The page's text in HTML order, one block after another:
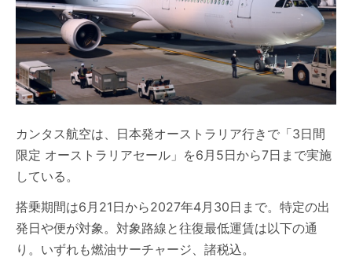
カンタス航空は、日本発オーストラリア行きで「3日間
限定 オーストラリアセール」を6月5日から7日まで実施
している。
搭乗期間は6月21日から2027年4月30日まで。特定の出
発日や便が対象。対象路線と往復最低運賃は以下の通
り。いずれも燃油サーチャージ、諸税込。